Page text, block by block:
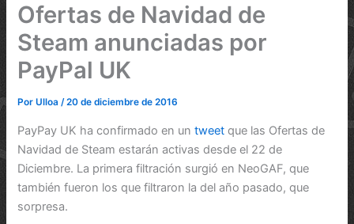
Ofertas de Navidad de
Steam anunciadas por
PayPal UK
PorUlloa/20 de diciembre de 2016
PayPay UK ha confirmado en untweet que las Ofertas de
Navidad de Steam estarán activas desde el 22 de
Diciembre. La primera filtración surgió en NeoGAF, que
también fueron los que filtraron la del año pasado, que
sorpresa.